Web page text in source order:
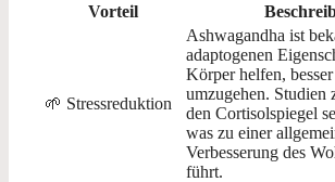
Vorteil
🌱 Stressreduktion
Ashwagandha ist
adaptogenen
Körper helfen,
umzugehen. Studien
den Cortisolspiegel
was zu einer
Verbesserung des
führt.